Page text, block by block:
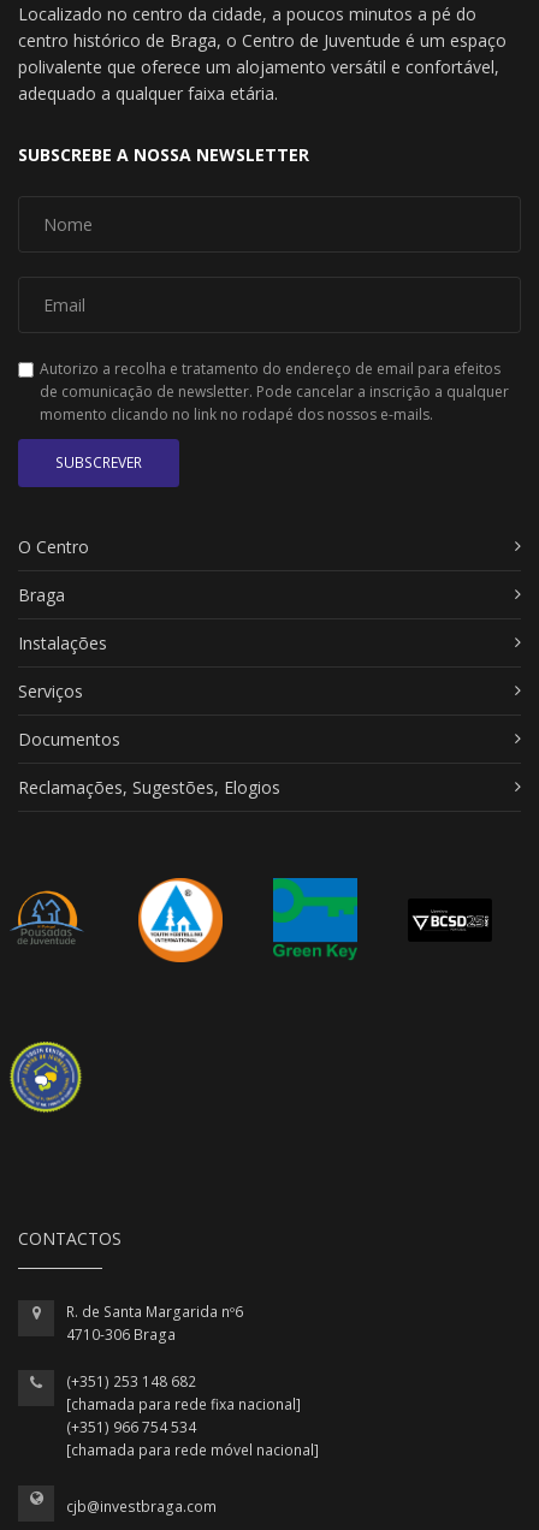
Localizado no centro da cidade, a poucos minutos a pé do
centro histórico de Braga, o Centro de Juventude é um espaço
polivalente que oferece um alojamento versátil e confortável,
adequado a qualquer faixa etária.
SUBSCREBE A NOSSA NEWSLETTER
Autorizo a recolha e tratamento do endereço de email para efeitos
de comunicação de newsletter. Pode cancelar a inscrição a qualquer
momento clicando no link no rodapé dos nossos e-mails.
SUBSCREVER
O Centro
Braga
Instalações
Serviços
Documentos
Reclamações, Sugestões, Elogios
CONTACTOS
R. de Santa Margarida nº6
4710-306 Braga
(+351) 253 148 682
[chamada para rede fixa nacional]
(+351) 966 754 534
[chamada para rede móvel nacional]
cjb@investbraga.com